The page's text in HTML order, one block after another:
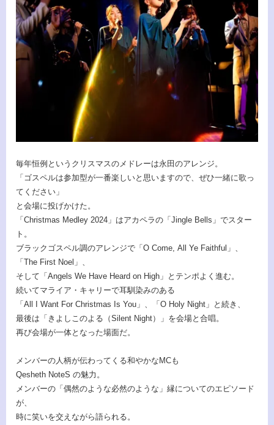
毎年恒例というクリスマスのメドレーは永田のアレンジ。
「ゴスペルは参加型が一番楽しいと思いますので、ぜひ一緒に歌っ
てください」
と会場に投げかけた。
「Christmas Medley 2024」はアカペラの「Jingle Bells」でスター
ト。
ブラックゴスペル調のアレンジで「O Come, All Ye Faithful」、
「The First Noel」、
そして「Angels We Have Heard on High」とテンポよく進む。
続いてマライア・キャリーで耳馴染みのある
「All I Want For Christmas Is You」、「O Holy Night」と続き、
最後は「きよしこのよる（Silent Night）」を会場と合唱。
再び会場が一体となった場面だ。
メンバーの人柄が伝わってくる和やかなMCも
Qesheth NoteS の魅力。
メンバーの「偶然のような必然のような」縁についてのエピソード
が、
時に笑いを交えながら語られる。